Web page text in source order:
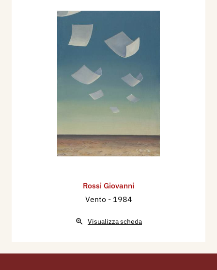
Rossi Giovanni
Vento - 1984
Visualizza scheda